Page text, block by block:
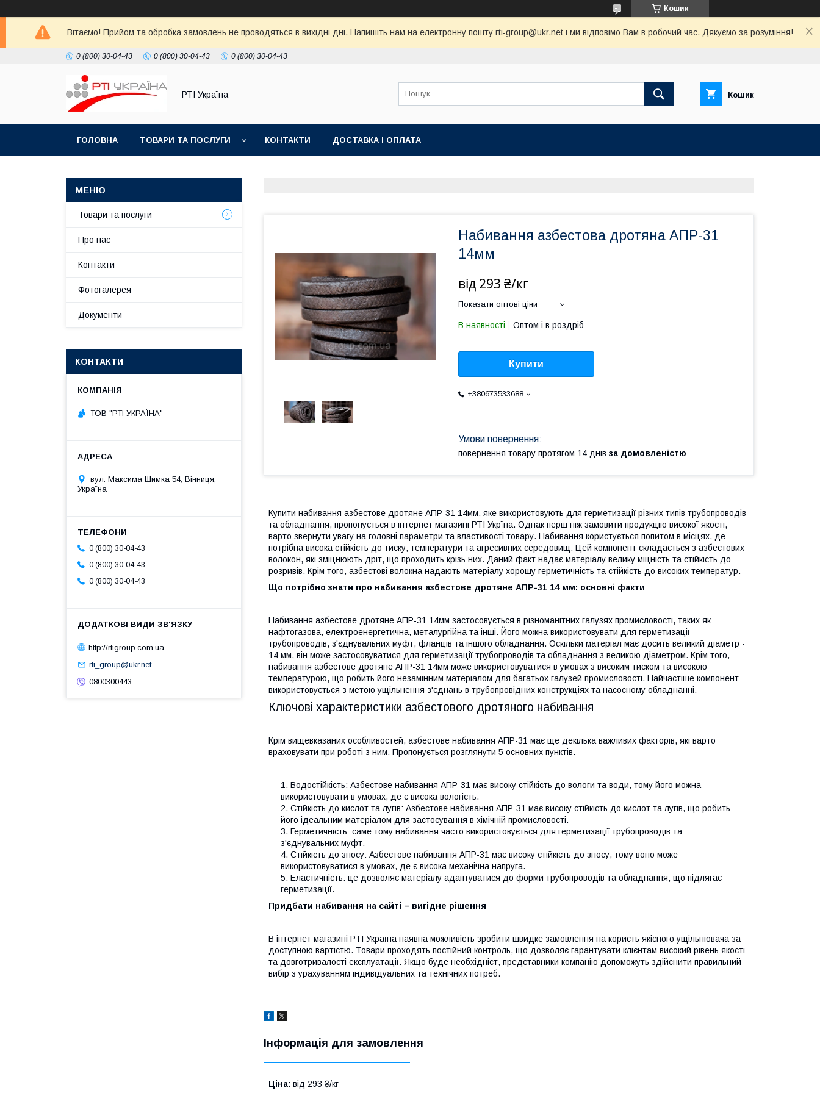
Кошик
Вітаємо! Прийом та обробка замовлень не проводяться в вихідні дні. Напишіть нам на електронну пошту rti-group@ukr.net і ми відповімо Вам в робочий час. Дякуємо за розуміння!
0 (800) 30-04-43 0 (800) 30-04-43 0 (800) 30-04-43
РТІ Україна Кошик
ГОЛОВНА ТОВАРИ ТА ПОСЛУГИ КОНТАКТИ ДОСТАВКА І ОПЛАТА
Набивання азбестова дротяна АПР-31
14мм
від 293 ₴/кг
Показати оптові ціни
В наявності Оптом і в роздріб
Купити
+380673533688
повернення товару протягом 14 днів за домовленістю
Купити набивання азбестове дротяне АПР-31 14мм, яке використовують для герметизації різних типів трубопроводів
та обладнання, пропонується в інтернет магазині РТІ Укрїна. Однак перш ніж замовити продукцію високої якості,
варто звернути увагу на головні параметри та властивості товару. Набивання користується попитом в місцях, де
потрібна висока стійкість до тиску, температури та агресивних середовищ. Цей компонент складається з азбестових
волокон, які зміцнюють дріт, що проходить крізь них. Даний факт надає матеріалу велику міцність та стійкість до
розривів. Крім того, азбестові волокна надають матеріалу хорошу герметичність та стійкість до високих температур.
Що потрібно знати про набивання азбестове дротяне АПР-31 14 мм: основні факти
Набивання азбестове дротяне АПР-31 14мм застосовується в різноманітних галузях промисловості, таких як
нафтогазова, електроенергетична, металургійна та інші. Його можна використовувати для герметизації
трубопроводів, з'єднувальних муфт, фланців та іншого обладнання. Оскільки матеріал має досить великий діаметр -
14 мм, він може застосовуватися для герметизації трубопроводів та обладнання з великою діаметром. Крім того,
набивання азбестове дротяне АПР-31 14мм може використовуватися в умовах з високим тиском та високою
температурою, що робить його незамінним матеріалом для багатьох галузей промисловості. Найчастіше компонент
використовується з метою ущільнення з'єднань в трубопровідних конструкціях та насосному обладнанні.
Ключові характеристики азбестового дротяного набивання
Крім вищевказаних особливостей, азбестове набивання АПР-31 має ще декілька важливих факторів, які варто
враховувати при роботі з ним. Пропонується розглянути 5 основних пунктів.
Водостійкість: Азбестове набивання АПР-31 має високу стійкість до вологи та води, тому його можна
використовувати в умовах, де є висока вологість.
Стійкість до кислот та лугів: Азбестове набивання АПР-31 має високу стійкість до кислот та лугів, що робить
його ідеальним матеріалом для застосування в хімічній промисловості.
Герметичність: саме тому набивання часто використовується для герметизації трубопроводів та
з'єднувальних муфт.
Стійкість до зносу: Азбестове набивання АПР-31 має високу стійкість до зносу, тому воно може
використовуватися в умовах, де є висока механічна напруга.
Еластичність: це дозволяє матеріалу адаптуватися до форми трубопроводів та обладнання, що підлягає
герметизації.
Придбати набивання на сайті – вигідне рішення
В інтернет магазині РТІ Україна наявна можливість зробити швидке замовлення на користь якісного ущільнювача за
доступною вартістю. Товари проходять постійний контроль, що дозволяє гарантувати клієнтам високий рівень якості
та довготривалості експлуатації. Якщо буде необхідніст, представники компанію допоможуть здійснити правильний
вибір з урахуванням індивідуальних та технічних потреб.
Інформація для замовлення
Ціна: від 293 ₴/кг
Товари та послуги
Про нас
Контакти
Фотогалерея
Документи
КОНТАКТИ
ТОВ "РТІ УКРАЇНА"
вул. Максима Шимка 54, Вінниця,
Україна
0 (800) 30-04-43
0 (800) 30-04-43
0 (800) 30-04-43
http://rtigroup.com.ua
rti_group@ukr.net
0800300443